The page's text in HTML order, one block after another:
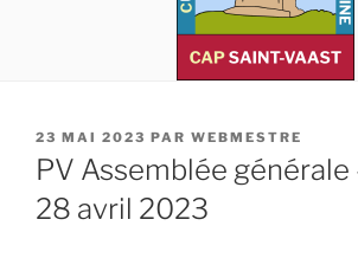
PUBLIÉ
LE
23 MAI 2023 PAR WEBMESTRE
PV Assemblée générale
28 avril 2023